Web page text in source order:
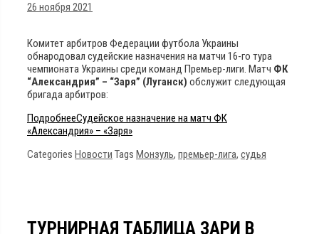
26 ноября 2021
Комитет арбитров Федерации футбола Украины
обнародовал судейские назначения на матчи 16-го тура
чемпионата Украины среди команд Премьер-лиги. Матч ФК
“Александрия” – “Заря” (Луганск) обслужит следующая
бригада арбитров:
ПодробнееСудейское назначение на матч ФК
«Александрия» – «Заря»
Categories Новости Tags Монзуль, премьер-лига, судья
ТУРНИРНАЯ ТАБЛИЦА ЗАРИ В